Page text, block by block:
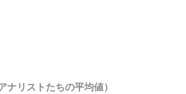
ナリストたちの平均値）